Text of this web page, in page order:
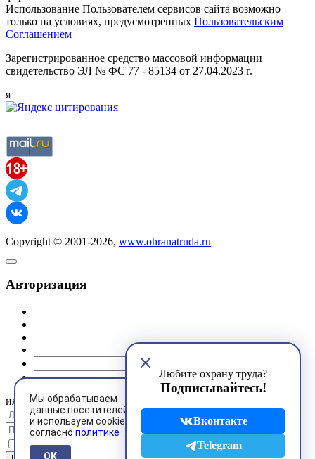
Мы обрабатываем
данные посетителей
и используем cookies
согласно политике
ОК
Любите охрану труда?
Подписывайтесь!
Вконтакте
Telegram
Использование Пользователем сервисов сайта возможно
только на условиях, предусмотренных Пользовательским
Соглашением
Зарегистрированное средство массовой информации
свидетельство ЭЛ № ФС 77 - 85134 от 27.04.2023 г.
я
Copyright © 2001-2026, www.ohranatruda.ru
Авторизация
или
Запомнить меня